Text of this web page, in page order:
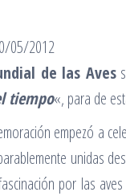
05/2012
de las Aves
tiempo«, para de
empezó a
unidas
por las